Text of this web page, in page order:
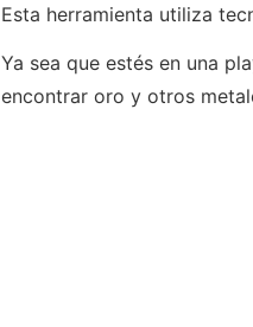
Esta herramienta utiliza
Ya sea que estés en una
encontrar oro y otros